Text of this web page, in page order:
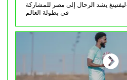
يشد الرحال إلى مصر للمشاركة
في بطولة العالم